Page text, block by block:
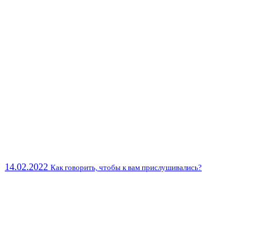
14.02.2022 Как говорить, чтобы к вам прислушивались?